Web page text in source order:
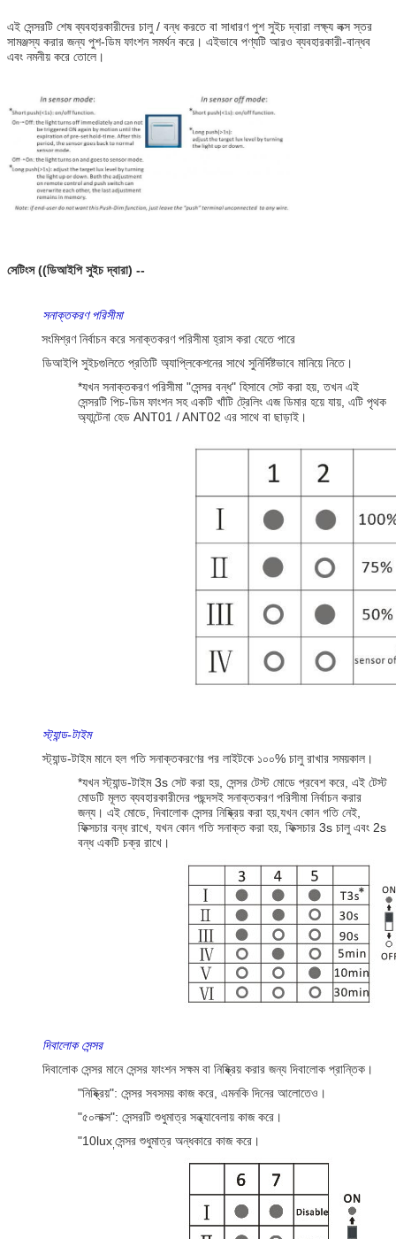
এই সেন্সরটি শেষ ব্যবহারকারীদের চালু / বন্ধ করতে বা সাধারণ পুশ সুইচ দ্বারা লক্ষ্য লক্স স্তর
সামঞ্জস্য করার জন্য পুশ-ডিম ফাংশন সমর্থন করে। এইভাবে পণ্যটি আরও ব্যবহারকারী-বান্ধব
এবং নমনীয় করে তোলে।
সেটিংস ((ডিআইপি সুইচ দ্বারা) --
সনাক্তকরণ পরিসীমা
সংমিশ্রণ নির্বাচন করে সনাক্তকরণ পরিসীমা হ্রাস করা যেতে পারে
ডিআইপি সুইচগুলিতে প্রতিটি অ্যাপ্লিকেশনের সাথে সুনির্দিষ্টভাবে মানিয়ে নিতে।
*যখন সনাক্তকরণ পরিসীমা "সেন্সর বন্ধ" হিসাবে সেট করা হয়, তখন এই
সেন্সরটি পিচ-ডিম ফাংশন সহ একটি খাঁটি ট্রেলিং এজ ডিমার হয়ে যায়, এটি পৃথক
অ্যান্টেনা হেড ANT01 / ANT02 এর সাথে বা ছাড়াই।
স্ট্যান্ড-টাইম
স্ট্যান্ড-টাইম মানে হল গতি সনাক্তকরণের পর লাইটকে ১০০% চালু রাখার সময়কাল।
*যখন স্ট্যান্ড-টাইম 3s সেট করা হয়, সেন্সর টেস্ট মোডে প্রবেশ করে, এই টেস্ট
মোডটি মূলত ব্যবহারকারীদের পছন্দসই সনাক্তকরণ পরিসীমা নির্বাচন করার
জন্য। এই মোডে, দিবালোক সেন্সর নিষ্ক্রিয় করা হয়,যখন কোন গতি নেই,
ফিক্সচার বন্ধ রাখে, যখন কোন গতি সনাক্ত করা হয়, ফিক্সচার 3s চালু এবং 2s
বন্ধ একটি চক্র রাখে।
দিবালোক সেন্সর
দিবালোক সেন্সর মানে সেন্সর ফাংশন সক্ষম বা নিষ্ক্রিয় করার জন্য দিবালোক প্রান্তিক।
"নিষ্ক্রিয়": সেন্সর সবসময় কাজ করে, এমনকি দিনের আলোতেও।
"৫০লাক্স": সেন্সরটি শুধুমাত্র সন্ধ্যাবেলায় কাজ করে।
"10luxসেন্সর শুধুমাত্র অন্ধকারে কাজ করে।